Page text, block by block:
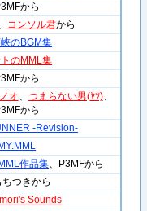
から
コンソル君から
のBGM集
のMML集
から
オ つまらない男(ﾔﾂ)、
から
-Revision-
MY.MML
作品集 、P3MFから
ちつきから
Sounds